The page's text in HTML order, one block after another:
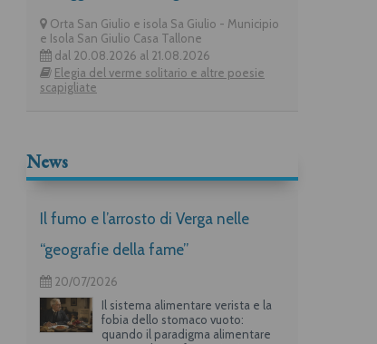
Orta San Giulio e isola Sa Giulio - Municipio
e Isola San Giulio Casa Tallone
dal 20.08.2026 al 21.08.2026
Elegia del verme solitario e altre poesie
scapigliate
News
Il fumo e l’arrosto di Verga nelle
“geografie della fame”
20/07/2026
Il sistema alimentare verista e la
fobia dello stomaco vuoto:
quando il paradigma alimentare